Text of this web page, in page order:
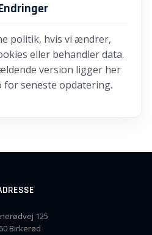
politik, hvis vi ændrer,
eller behandler data.
version ligger her
for seneste opdatering.
125
Birkerød